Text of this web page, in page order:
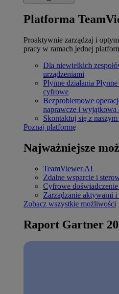
Platforma
Proaktywnie zarządzaj i
pracy w ramach jednej
Dla niewielkich
urządzeniami
Płynne działania
cyfrowe
Bezproblemowe
naprawcze i wyjątkowa
Skontaktuj się z naszym
Poznaj platformę
Najważniejsze
TeamViewer AI
Zdalne wsparcie i
Cyfrowe
Zarządzanie aktywami
Zobacz wszystkie możliwości
Raport Gartner